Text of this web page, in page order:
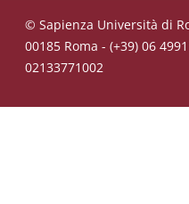
© Sapienza Università di
00185 Roma - (+39) 06
02133771002